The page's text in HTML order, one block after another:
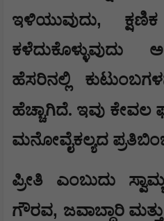
ಇಳಿಯುವುದು,
ಹೆಸರಿನಲ್ಲಿ
ಹೆಚ್ಚಾಗಿದೆ. ಇವು ಕೇವಲ
ಮನೋವೈಕಲ್ಯದ
ಪ್ರೀತಿ ಎಂಬುದು
ಗೌರವ, ಜವಾಬ್ದಾರಿ